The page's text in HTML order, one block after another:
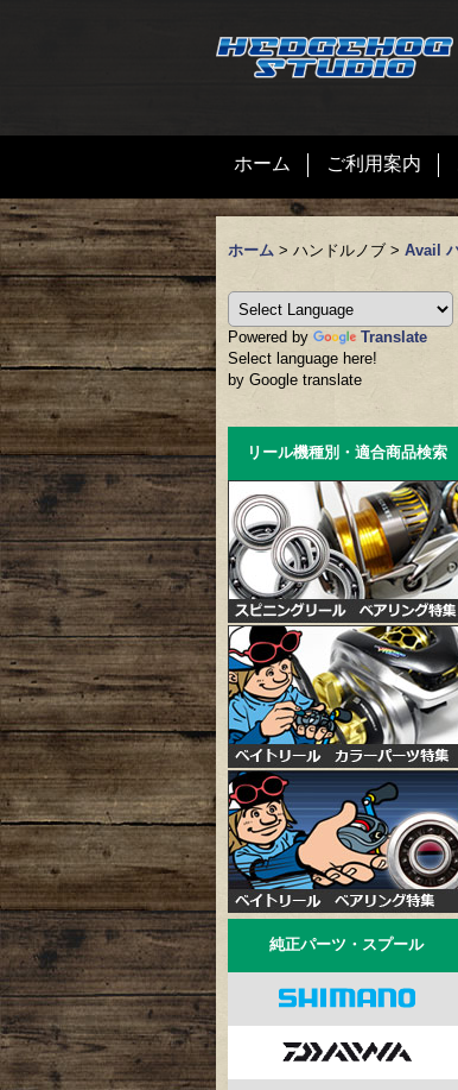
ホーム ご利用案内
ホーム > ハンドルノブ > Avail
Powered by
Translate
Select language here!
by Google translate
リール機種別・適合商品検索
純正パーツ・スプール